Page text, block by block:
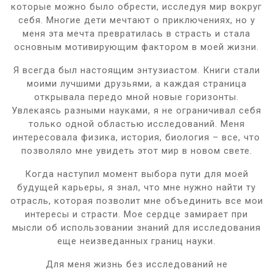
которые можно было обрести, исследуя мир вокруг
себя. Многие дети мечтают о приключениях, но у
меня эта мечта превратилась в страсть и стала
основным мотивирующим фактором в моей жизни.
Я всегда был настоящим энтузиастом. Книги стали
моими лучшими друзьями, а каждая страница
открывала передо мной новые горизонты.
Увлекаясь разными науками, я не ограничивал себя
только одной областью исследований. Меня
интересовала физика, история, биология – все, что
позволяло мне увидеть этот мир в новом свете.
Когда наступил момент выбора пути для моей
будущей карьеры, я знал, что мне нужно найти ту
отрасль, которая позволит мне объединить все мои
интересы и страсти. Мое сердце замирает при
мысли об использовании знаний для исследования
еще неизведанных границ науки.
Для меня жизнь без исследований не